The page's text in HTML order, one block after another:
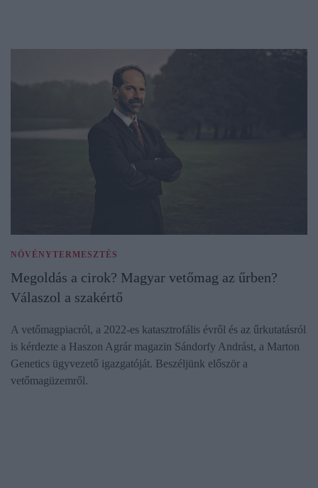
NÖVÉNYTERMESZTÉS
Megoldás a cirok? Magyar vetőmag az űrben?
Válaszol a szakértő
A vetőmagpiacról, a 2022-es katasztrofális évről és az űrkutatásról
is kérdezte a Haszon Agrár magazin Sándorfy Andrást, a Marton
Genetics ügyvezető igazgatóját. Beszéljünk először a
vetőmagüzemről.